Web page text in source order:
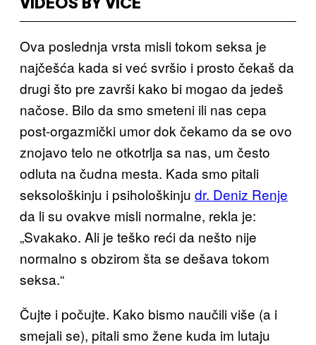
VIDEOS BY VICE
Ova poslednja vrsta misli tokom seksa je
najčešća kada si već svršio i prosto čekaš da
drugi što pre završi kako bi mogao da jedeš
načose. Bilo da smo smeteni ili nas cepa
post-orgazmički umor dok čekamo da se ovo
znojavo telo ne otkotrlja sa nas, um često
odluta na čudna mesta. Kada smo pitali
seksološkinju i psihološkinju dr. Deniz Renje
da li su ovakve misli normalne, rekla je:
„Svakako. Ali je teško reći da nešto nije
normalno s obzirom šta se dešava tokom
seksa.“
Čujte i počujte. Kako bismo naučili više (a i
smejali se), pitali smo žene kuda im lutaju